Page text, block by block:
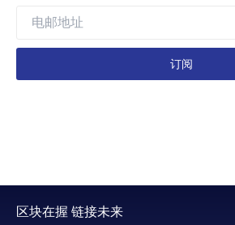
订阅
区块在握 链接未来